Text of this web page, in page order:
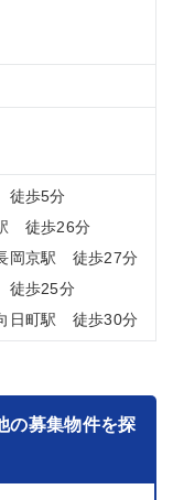
徒歩5分
徒歩26分
岡京駅 徒歩27分
徒歩25分
日町駅 徒歩30分
の募集物件を探